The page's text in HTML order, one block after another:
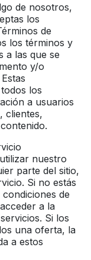
de nosotros,
los
de
los términos y
a las que se
y/o
los
a usuarios
clientes,
nuestro
parte del sitio,
Si no estás
de
a la
Si los
una oferta, la
a estos